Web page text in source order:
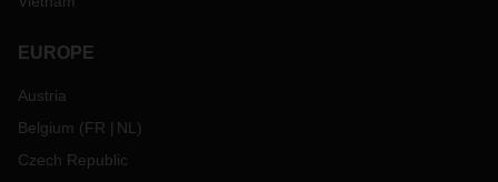
EUROPE
Austria
Belgium (FR NL )
Czech Republic